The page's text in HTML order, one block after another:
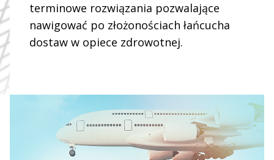
Zobacz, jakie są możliwości
terminowe rozwiązania pozwalające
nawigować po złożonościach łańcucha
dostaw w opiece zdrowotnej.